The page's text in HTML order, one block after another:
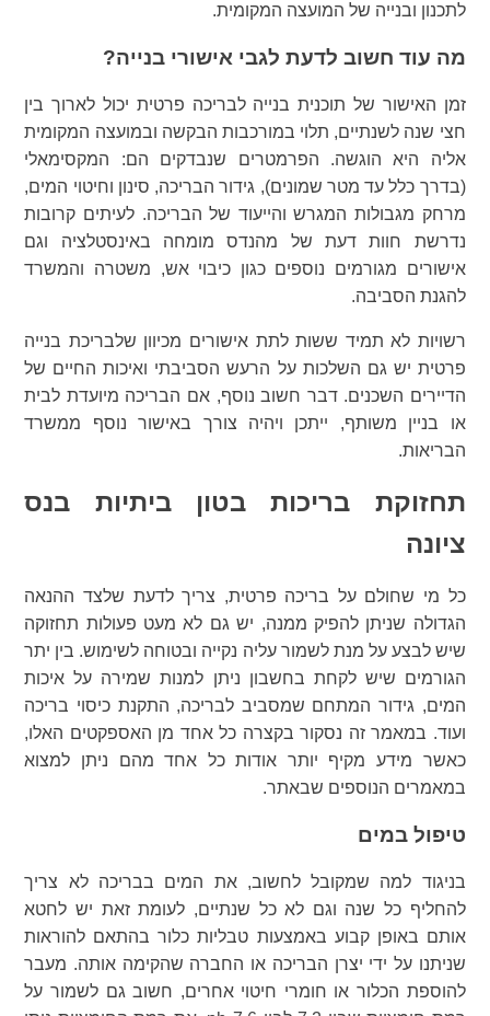
לתכנון ובנייה של המועצה המקומית.
מה עוד חשוב לדעת לגבי אישורי בנייה?
זמן האישור של תוכנית בנייה לבריכה פרטית יכול לארוך בין
חצי שנה לשנתיים, תלוי במורכבות הבקשה ובמועצה המקומית
אליה היא הוגשה. הפרמטרים שנבדקים הם: המקסימאלי
(בדרך כלל עד מטר שמונים), גידור הבריכה, סינון וחיטוי המים,
מרחק מגבולות המגרש והייעוד של הבריכה. לעיתים קרובות
נדרשת חוות דעת של מהנדס מומחה באינסטלציה וגם
אישורים מגורמים נוספים כגון כיבוי אש, משטרה והמשרד
להגנת הסביבה.
רשויות לא תמיד ששות לתת אישורים מכיוון שלבריכת בנייה
פרטית יש גם השלכות על הרעש הסביבתי ואיכות החיים של
הדיירים השכנים. דבר חשוב נוסף, אם הבריכה מיועדת לבית
או בניין משותף, ייתכן ויהיה צורך באישור נוסף ממשרד
הבריאות.
תחזוקת בריכות בטון ביתיות בנס
ציונה
כל מי שחולם על בריכה פרטית, צריך לדעת שלצד ההנאה
הגדולה שניתן להפיק ממנה, יש גם לא מעט פעולות תחזוקה
שיש לבצע על מנת לשמור עליה נקייה ובטוחה לשימוש. בין יתר
הגורמים שיש לקחת בחשבון ניתן למנות שמירה על איכות
המים, גידור המתחם שמסביב לבריכה, התקנת כיסוי בריכה
ועוד. במאמר זה נסקור בקצרה כל אחד מן האספקטים האלו,
כאשר מידע מקיף יותר אודות כל אחד מהם ניתן למצוא
במאמרים הנוספים שבאתר.
טיפול במים
בניגוד למה שמקובל לחשוב, את המים בבריכה לא צריך
להחליף כל שנה וגם לא כל שנתיים, לעומת זאת יש לחטא
אותם באופן קבוע באמצעות טבליות כלור בהתאם להוראות
שניתנו על ידי יצרן הבריכה או החברה שהקימה אותה. מעבר
להוספת הכלור או חומרי חיטוי אחרים, חשוב גם לשמור על